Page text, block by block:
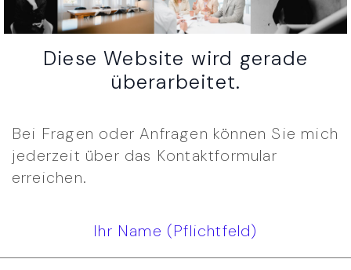
Diese Website wird gerade
überarbeitet.
Bei Fragen oder Anfragen können Sie mich
jederzeit über das Kontaktformular
erreichen.
Ihr Name (Pflichtfeld)